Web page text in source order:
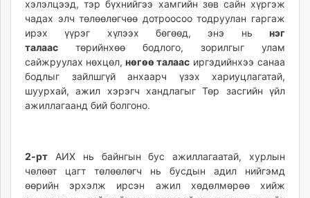
хэлэлцээд, тэр бүхнийгээ хамгийн зөв сайн хүргэж
чадах элч төлөөлөгчөө дотроосоо тодруулан гаргаж
ирэх үүрэг хүлээх бөгөөд, энэ нь нэг
талаас төрийнхөө бодлого, зорилгыг улам
сайжруулах нөхцөл, нөгөө талаас иргэдийнхээ санаа
бодлыг зайлшгүй анхаарч үзэх хариуцлагатай,
шуурхай, ажил хэрэгч хандлагыг Төр засгийн үйл
ажиллагаанд бий болгоно.
2-рт АИХ нь байнгын бус ажиллагаатай, хурлын
чөлөөт цагт төлөөлөгч нь бусдын адил нийгэмд
өөрийн эрхэлж ирсэн ажил хөдөлмөрөө хийж